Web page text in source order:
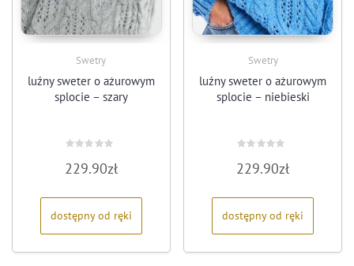
Swetry
luźny sweter o ażurowym
splocie – szary
0
na
229.90zł
dostępny od ręki
Swetry
luźny sweter o ażurowym
splocie – niebieski
0
na
229.90zł
dostępny od ręki